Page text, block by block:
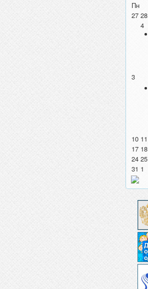
Пн
27 28
3
4
10 11
17 18
24 25
31 1